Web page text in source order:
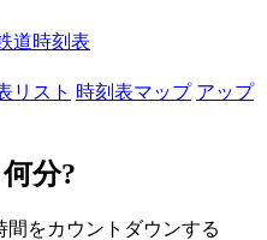
道時刻表
リスト 時刻表マップ アップ
分?
をカウントダウンする